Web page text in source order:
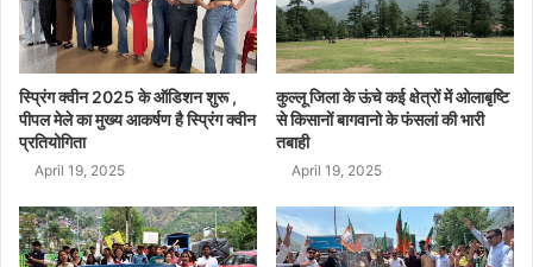
स्प्रिंग क्वीन 2025 के ऑडिशन शुरू ,
पीपल मेले का मुख्य आकर्षण है स्प्रिंग क्वीन
प्रतियोगिता
April 19, 2025
कुल्लू जिला के ऊंचे कई क्षेत्रों में ओलाबृष्टि
से किसानों बागवानो के फंसलां की भारी
तबाही
April 19, 2025